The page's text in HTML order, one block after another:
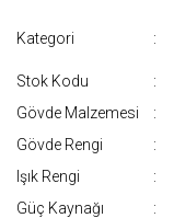
Kategori
Stok Kodu
Gövde Malzemesi
Gövde Rengi
Işık Rengi
Güç Kaynağı